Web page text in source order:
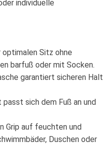
individuelle
Sitz ohne
barfuß oder mit Socken.
garantiert sicheren Halt
sich dem Fuß an und
Grip auf feuchten und
Duschen oder